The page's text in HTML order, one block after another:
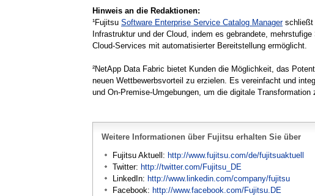
Hinweis an die Redaktionen:
¹Fujitsu Software Enterprise Service Catalog Managerschließt
Infrastruktur und der Cloud, indem es gebrandete,
Cloud-Services mit automatisierter Bereitstellung ermöglicht.
²NetApp Data Fabric bietet Kunden die Möglichkeit, das
neuen Wettbewerbsvorteil zu erzielen. Es vereinfacht und
und On-Premise-Umgebungen, um die digitale Transformation
Weitere Informationen über Fujitsu erhalten Sie über
Fujitsu Aktuell: http://www.fujitsu.com/de/fujitsuaktuell
Twitter: http://twitter.com/Fujitsu_DE
LinkedIn: http://www.linkedin.com/company/fujitsu
Facebook: http://www.facebook.com/Fujitsu.DE